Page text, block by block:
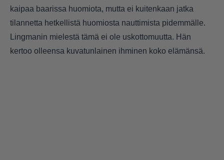
kaipaa baarissa huomiota, mutta ei kuitenkaan jatka
tilannetta hetkellistä huomiosta nauttimista pidemmälle.
Lingmanin mielestä tämä ei ole uskottomuutta. Hän
kertoo olleensa kuvatunlainen ihminen koko elämänsä.